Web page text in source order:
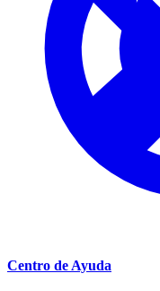
Centro de Ayuda